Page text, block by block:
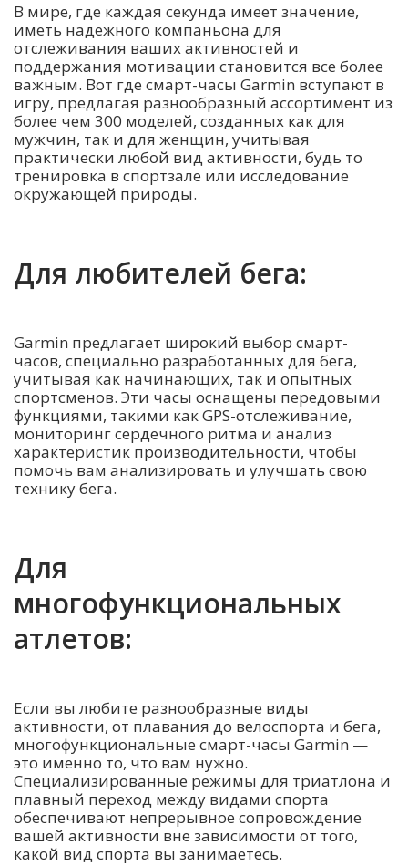
В мире, где каждая секунда имеет значение,
иметь надежного компаньона для
отслеживания ваших активностей и
поддержания мотивации становится все более
важным. Вот где смарт-часы Garmin вступают в
игру, предлагая разнообразный ассортимент из
более чем 300 моделей, созданных как для
мужчин, так и для женщин, учитывая
практически любой вид активности, будь то
тренировка в спортзале или исследование
окружающей природы.
Для любителей бега:
Garmin предлагает широкий выбор смарт-
часов, специально разработанных для бега,
учитывая как начинающих, так и опытных
спортсменов. Эти часы оснащены передовыми
функциями, такими как GPS-отслеживание,
мониторинг сердечного ритма и анализ
характеристик производительности, чтобы
помочь вам анализировать и улучшать свою
технику бега.
Для
многофункциональных
атлетов:
Если вы любите разнообразные виды
активности, от плавания до велоспорта и бега,
многофункциональные смарт-часы Garmin —
это именно то, что вам нужно.
Специализированные режимы для триатлона и
плавный переход между видами спорта
обеспечивают непрерывное сопровождение
вашей активности вне зависимости от того,
какой вид спорта вы занимаетесь.